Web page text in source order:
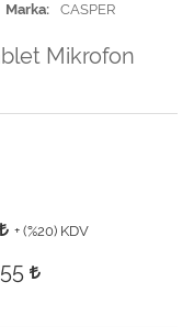
Marka CASPER
Mikrofon
+ (%20) KDV